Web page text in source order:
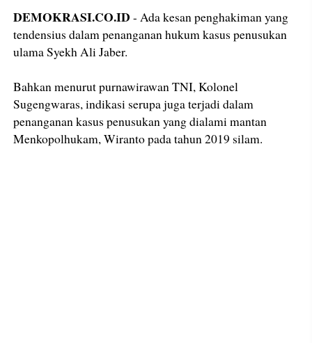
DEMOKRASI.CO.ID - Ada kesan penghakiman yang
tendensius dalam penanganan hukum kasus penusukan
ulama Syekh Ali Jaber.
Bahkan menurut purnawirawan TNI, Kolonel
Sugengwaras, indikasi serupa juga terjadi dalam
penanganan kasus penusukan yang dialami mantan
Menkopolhukam, Wiranto pada tahun 2019 silam.